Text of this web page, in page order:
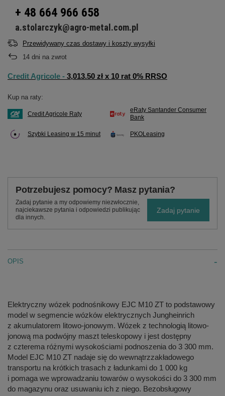
+ 48 664 966 658
a.stolarczyk@agro-metal.com.pl
Przewidywany czas dostawy i koszty wysyłki
14 dni na zwrot
Credit Agricole - 3,013.50 zł x 10 rat 0% RRSO
Kup na raty:
Credit Agricole Raty
eRaty Santander Consumer
Bank
Szybki Leasing w 15 minut PKOLeasing
Potrzebujesz pomocy? Masz pytania?
Zadaj pytanie a my odpowiemy niezwłocznie,
najciekawsze pytania i odpowiedzi publikując
dla innych.
Zadaj pytanie
OPIS
Elektryczny wózek podnośnikowy EJC M10 ZT to podstawowy
model w segmencie wózków elektrycznych Jungheinrich
z akumulatorem litowo-jonowym. Wózek z technologią litowo-
jonową ma podwójny maszt teleskopowy i jest dostępny
z czterema różnymi wysokościami podnoszenia do 3 300 mm.
Model EJC M10 ZT nadaje się do wewnątrzzakładowego
transportu na krótkich trasach z ładunkami do 1 000 kg
i pomaga we wprowadzaniu towarów o wysokości do 3 300 mm
do magazynu oraz usuwaniu ich z niego. Bezobsługowy